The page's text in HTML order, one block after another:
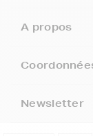
A propos
Newsletter